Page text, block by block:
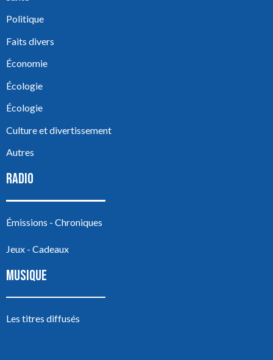
Politique
Faits divers
Économie
Écologie
Écologie
Culture et divertissement
Autres
RADIO
Émissions - Chroniques
Jeux - Cadeaux
MUSIQUE
Les titres diffusés